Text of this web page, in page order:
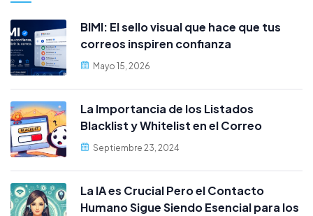
BIMI: El sello visual que hace que tus
correos inspiren confianza
Mayo 15, 2026
La Importancia de los Listados
Blacklist y Whitelist en el Correo
Electrónico cPanel
Septiembre 23, 2024
La IA es Crucial Pero el Contacto
Humano Sigue Siendo Esencial para los